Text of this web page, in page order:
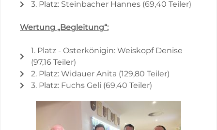
3. Platz: Steinbacher Hannes (69,40 Teiler)
Wertung „Begleitung“:
1. Platz - Osterkönigin: Weiskopf Denise
(97,16 Teiler)
2. Platz: Widauer Anita (129,80 Teiler)
3. Platz: Fuchs Geli (69,40 Teiler)